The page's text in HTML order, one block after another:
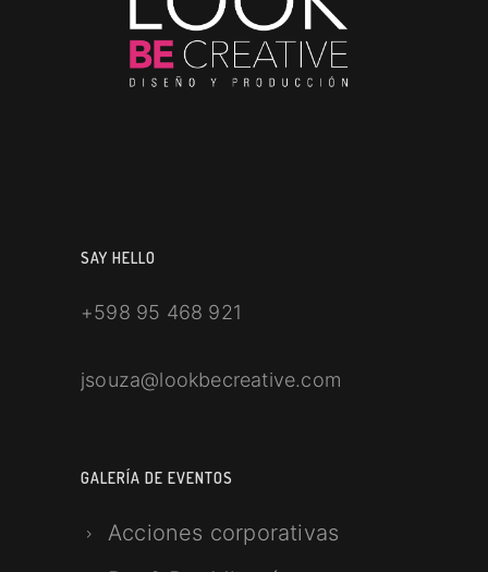
SAY HELLO
+598 95 468 921
jsouza@lookbecreative.com
GALERÍA DE EVENTOS
Acciones corporativas